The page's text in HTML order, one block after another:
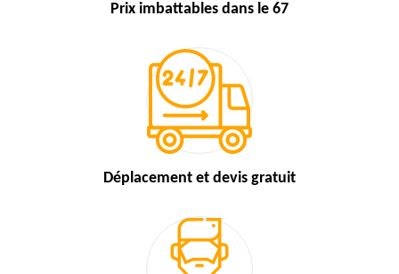
Prix imbattables dans le 67
Déplacement et devis gratuit